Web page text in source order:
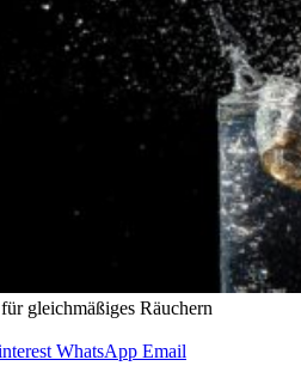
gleichmäßiges Räuchern
WhatsApp Email